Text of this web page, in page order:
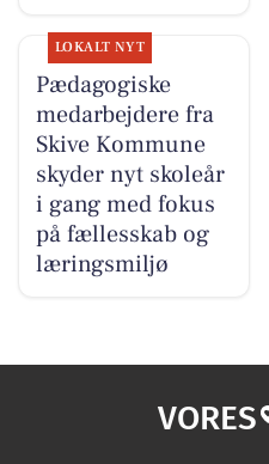
LOKALT NYT
Pædagogiske
medarbejdere fra
Skive Kommune
skyder nyt skoleår
i gang med fokus
på fællesskab og
læringsmiljø
VORES